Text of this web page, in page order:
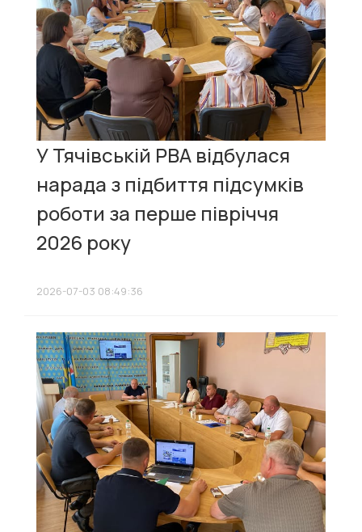
У Тячівській РВА відбулася
нарада з підбиття підсумків
роботи за перше півріччя
2026 року
2026-07-03 08:49:36